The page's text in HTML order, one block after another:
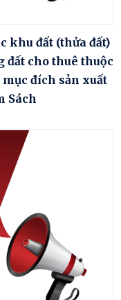
khu đất (thửa đất)
đất cho thuê thuộc
mục đích sản xuất
Sách